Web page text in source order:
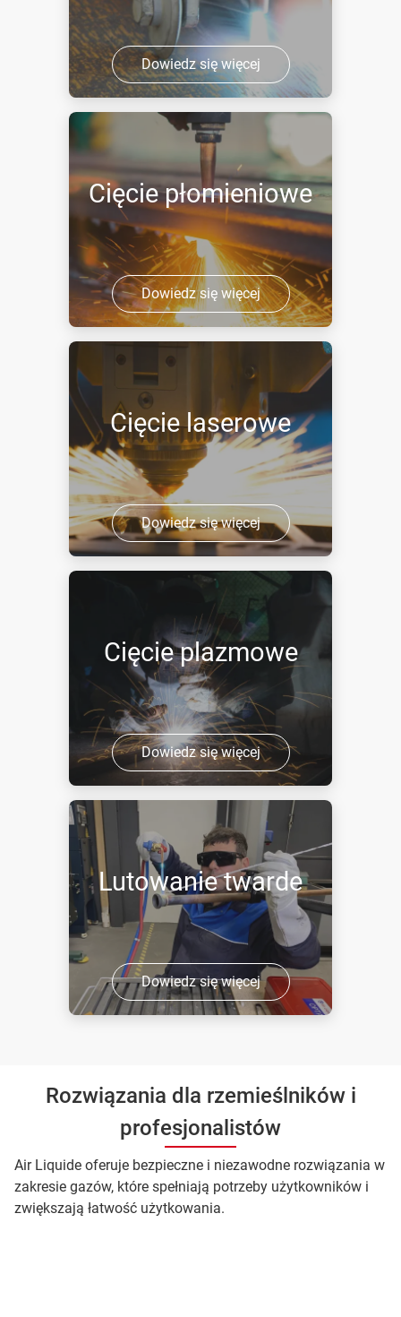
Dowiedz się więcej
Cięcie płomieniowe
Dowiedz się więcej
Cięcie laserowe
Dowiedz się więcej
Cięcie plazmowe
Dowiedz się więcej
Lutowanie twarde
Dowiedz się więcej
Rozwiązania dla rzemieślników i
profesjonalistów
Air Liquide oferuje bezpieczne i niezawodne rozwiązania w
zakresie gazów, które spełniają potrzeby użytkowników i
zwiększają łatwość użytkowania.